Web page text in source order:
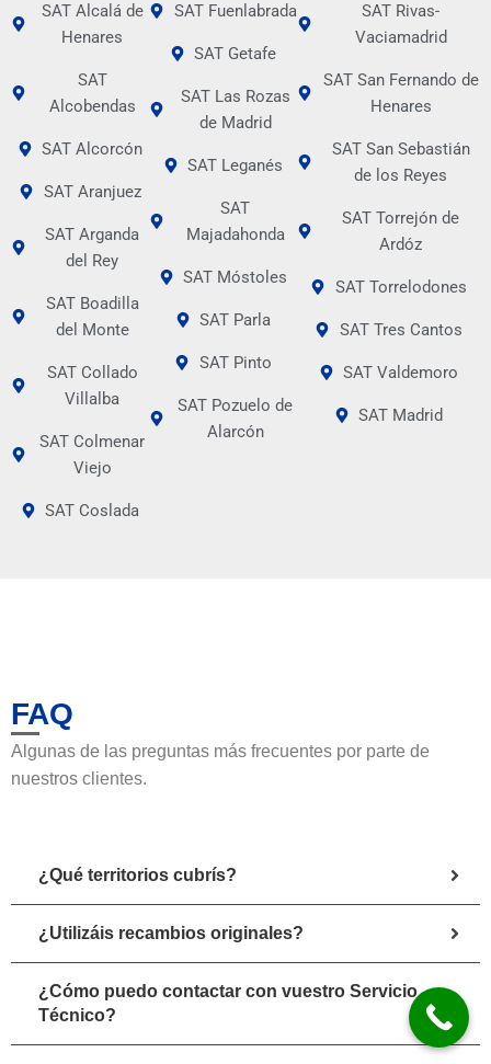
SAT Alcalá de
Henares
SAT
Alcobendas
SAT Alcorcón
SAT Aranjuez
SAT Arganda
del Rey
SAT Boadilla
del Monte
SAT Collado
Villalba
SAT Colmenar
Viejo
SAT Coslada
SAT Fuenlabrada
SAT Getafe
SAT Las Rozas
de Madrid
SAT Leganés
SAT
Majadahonda
SAT Móstoles
SAT Parla
SAT Pinto
SAT Pozuelo de
Alarcón
SAT Rivas-
Vaciamadrid
SAT San Fernando de
Henares
SAT San Sebastián
de los Reyes
SAT Torrejón de
Ardóz
SAT Torrelodones
SAT Tres Cantos
SAT Valdemoro
SAT Madrid
FAQ
Algunas de las preguntas más frecuentes por parte de
nuestros clientes.
¿Qué territorios cubrís?
¿Utilizáis recambios originales?
¿Cómo puedo contactar con vuestro Servicio
Técnico?